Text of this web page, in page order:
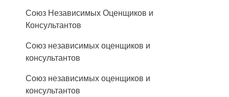
Союз Независимых Оценщиков и
Консультантов
Союз независимых оценщиков и
консультантов
Союз независимых оценщиков и
консультантов